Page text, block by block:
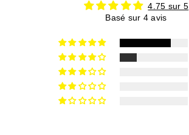
4.75 sur 5
Basé sur 4 avis